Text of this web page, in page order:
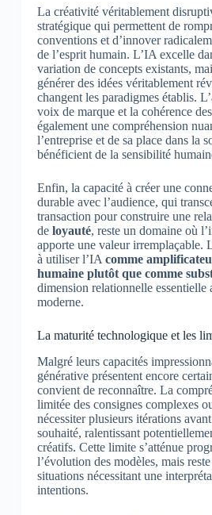
La créativité véritablement
stratégique qui permettent de
conventions et d’innover
de l’esprit humain. L’IA excelle
variation de concepts existants,
générer des idées véritablement
changent les paradigmes établis.
voix de marque et la cohérence
également une compréhension
l’entreprise et de sa place dans la
bénéficient de la sensibilité
Enfin, la capacité à créer une
durable avec l’audience, qui
transaction pour construire une
de loyauté, reste un domaine où
apporte une valeur irremplaçable.
à utiliser l’IA comme
humaine plutôt que comme
dimension relationnelle essentielle
moderne.
La maturité technologique et les
Malgré leurs capacités
générative présentent encore
convient de reconnaître. La
limitée des consignes complexes
nécessiter plusieurs itérations
souhaité, ralentissant
créatifs. Cette limite s’atténue
l’évolution des modèles, mais
situations nécessitant une
intentions.